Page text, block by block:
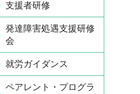
支援者研修
発達障害処遇支援研修
会
就労ガイダンス
ペアレント・プログラ